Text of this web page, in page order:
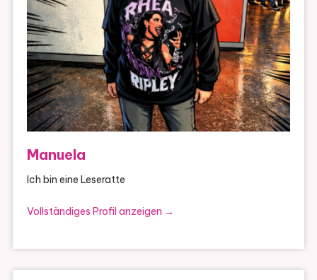
Manuela
Ich bin eine Leseratte
Vollständiges Profil anzeigen →